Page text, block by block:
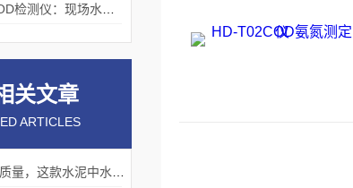
关文章
ARTICLES